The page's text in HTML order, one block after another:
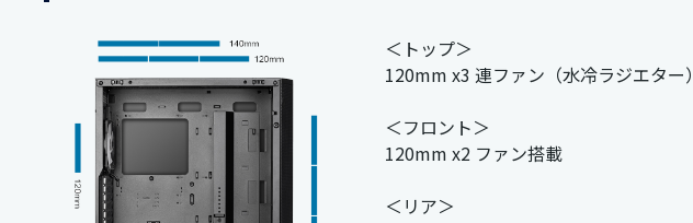
＜トップ＞
120mm x3 連ファン（水冷ラジエター
＜フロント＞
120mm x2 ファン搭載
＜リア＞